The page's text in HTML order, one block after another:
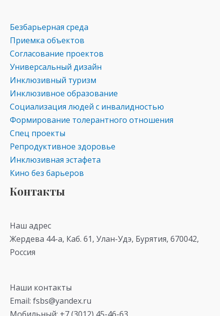
Безбарьерная среда
Приемка объектов
Согласование проектов
Универсальный дизайн
Инклюзивный туризм
Инклюзивное образование
Социализация людей с инвалидностью
Формирование толерантного отношения
Спец проекты
Репродуктивное здоровье
Инклюзивная эстафета
Кино без барьеров
Контакты
Наш адрес
Жердева 44-а, Каб. 61, Улан-Удэ, Бурятия, 670042,
Россия
Наши контакты
Email: fsbs@yandex.ru